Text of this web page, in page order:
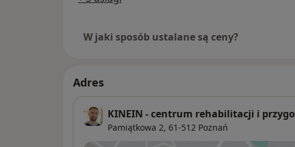
W jaki sposób ustalane są ceny?
Adres
KINEIN - centrum rehabilitacji i
Pamiątkowa 2, 61-512 Poznań